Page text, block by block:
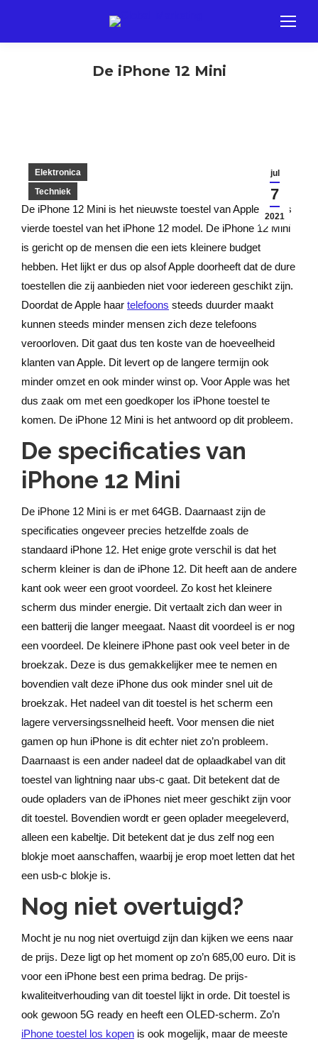
De iPhone 12 Mini
jul
7
2021
Elektronica
Techniek
De iPhone 12 Mini is het nieuwste toestel van Apple. Het is
vierde toestel van het iPhone 12 model. De iPhone 12 Mini
is gericht op de mensen die een iets kleinere budget
hebben. Het lijkt er dus op alsof Apple doorheeft dat de dure
toestellen die zij aanbieden niet voor iedereen geschikt zijn.
Doordat de Apple haar telefoons steeds duurder maakt
kunnen steeds minder mensen zich deze telefoons
veroorloven. Dit gaat dus ten koste van de hoeveelheid
klanten van Apple. Dit levert op de langere termijn ook
minder omzet en ook minder winst op. Voor Apple was het
dus zaak om met een goedkoper los iPhone toestel te
komen. De iPhone 12 Mini is het antwoord op dit probleem.
De specificaties van
iPhone 12 Mini
De iPhone 12 Mini is er met 64GB. Daarnaast zijn de
specificaties ongeveer precies hetzelfde zoals de
standaard iPhone 12. Het enige grote verschil is dat het
scherm kleiner is dan de iPhone 12. Dit heeft aan de andere
kant ook weer een groot voordeel. Zo kost het kleinere
scherm dus minder energie. Dit vertaalt zich dan weer in
een batterij die langer meegaat. Naast dit voordeel is er nog
een voordeel. De kleinere iPhone past ook veel beter in de
broekzak. Deze is dus gemakkelijker mee te nemen en
bovendien valt deze iPhone dus ook minder snel uit de
broekzak. Het nadeel van dit toestel is het scherm een
lagere verversingssnelheid heeft. Voor mensen die niet
gamen op hun iPhone is dit echter niet zo’n probleem.
Daarnaast is een ander nadeel dat de oplaadkabel van dit
toestel van lightning naar ubs-c gaat. Dit betekent dat de
oude opladers van de iPhones niet meer geschikt zijn voor
dit toestel. Bovendien wordt er geen oplader meegeleverd,
alleen een kabeltje. Dit betekent dat je dus zelf nog een
blokje moet aanschaffen, waarbij je erop moet letten dat het
een usb-c blokje is.
Nog niet overtuigd?
Mocht je nu nog niet overtuigd zijn dan kijken we eens naar
de prijs. Deze ligt op het moment op zo’n 685,00 euro. Dit is
voor een iPhone best een prima bedrag. De prijs-
kwaliteitverhouding van dit toestel lijkt in orde. Dit toestel is
ook gewoon 5G ready en heeft een OLED-scherm. Zo’n
iPhone toestel los kopen is ook mogelijk, maar de meeste